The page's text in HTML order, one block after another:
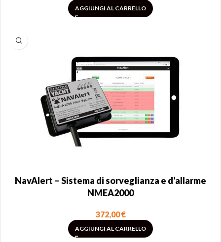
AGGIUNGI AL CARRELLO
NavAlert – Sistema di sorveglianza e d’allarme
NMEA2000
372,00€
AGGIUNGI AL CARRELLO